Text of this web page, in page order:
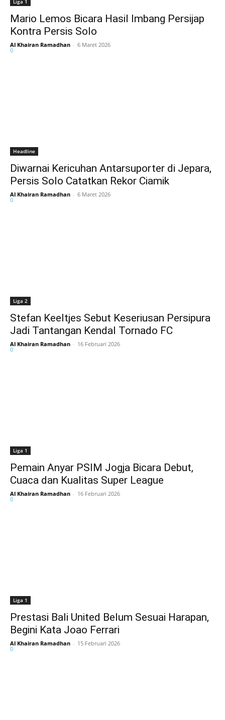
Liga 1
Mario Lemos Bicara Hasil Imbang Persijap
Kontra Persis Solo
Al Khairan Ramadhan - 6 Maret 2026
0
Headline
Diwarnai Kericuhan Antarsuporter di Jepara,
Persis Solo Catatkan Rekor Ciamik
Al Khairan Ramadhan - 6 Maret 2026
0
Liga 2
Stefan Keeltjes Sebut Keseriusan Persipura
Jadi Tantangan Kendal Tornado FC
Al Khairan Ramadhan - 16 Februari 2026
0
Liga 1
Pemain Anyar PSIM Jogja Bicara Debut,
Cuaca dan Kualitas Super League
Al Khairan Ramadhan - 16 Februari 2026
0
Liga 1
Prestasi Bali United Belum Sesuai Harapan,
Begini Kata Joao Ferrari
Al Khairan Ramadhan - 15 Februari 2026
0